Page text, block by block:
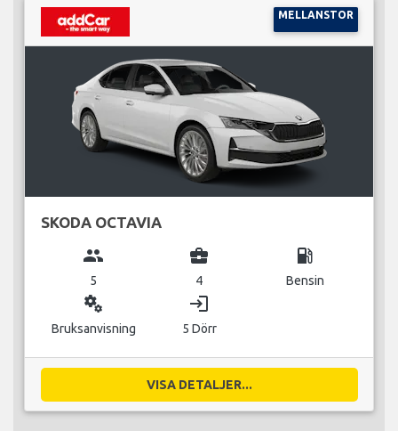
MELLANSTOR
SKODA OCTAVIA
group
5
business_center
4
local_gas_station
Bensin
miscellaneous_services
Bruksanvisning
login
5 Dörr
VISA DETALJER...